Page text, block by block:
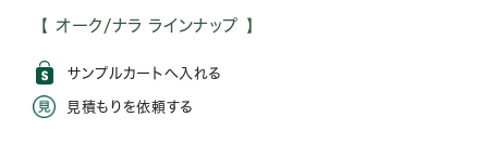
オーク/ナラ ラインナップ
サンプルカートへ入れる
見積もりを依頼する